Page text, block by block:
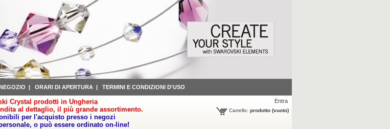
| ORARI DI APERTURA | TERMINI E CONDIZIONI D'USO
Crystal prodotti in Ungheria
al dettaglio, il più grande assortimento.
per l'acquisto presso i negozi
o può essere ordinato on-line!
Entra
Carrello: prodotto (vuoto)